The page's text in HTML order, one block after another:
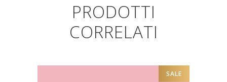
PRODOTTI
CORRELATI
SALE